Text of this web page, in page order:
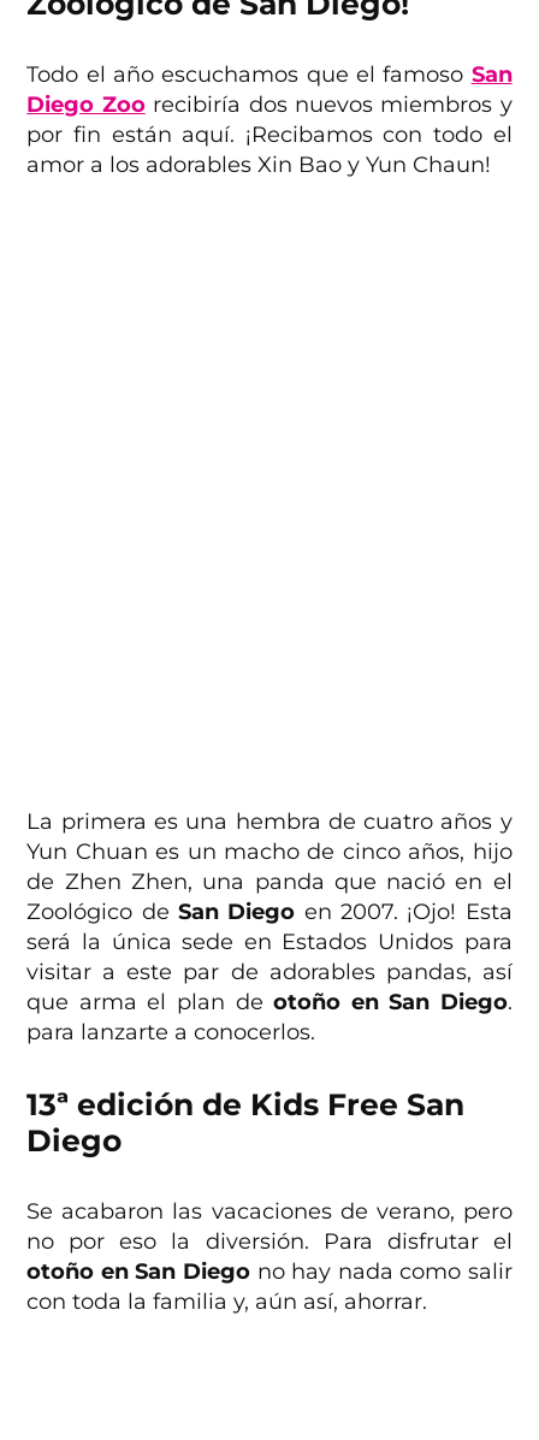
Todo el año escuchamos que el famoso San
Diego Zoorecibiría dos nuevos miembros y
por fin están aquí. ¡Recibamos con todo el
amor a los adorables Xin Bao y Yun Chaun!
La primera es una hembra de cuatro años y
Yun Chuan es un macho de cinco años, hijo
de Zhen Zhen, una panda que nació en el
Zoológico deSan Diego en 2007. ¡Ojo! Esta
será la única sede en Estados Unidos para
visitar a este par de adorables pandas, así
que arma el plan deotoño en San Diego.
para lanzarte a conocerlos.
13ª edición de Kids Free San
Diego
Se acabaron las vacaciones de verano, pero
no por eso la diversión. Para disfrutar el
otoño en San Diegono hay nada como salir
con toda la familia y, aún así, ahorrar.